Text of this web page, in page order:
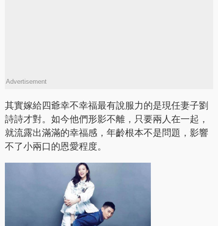
Advertisement
其實嫁給四爺幸不幸福最有說服力的是現任妻子劉
詩詩才對。如今他們形影不離，只要兩人在一起，
就流露出滿滿的幸福感，年齡根本不是問題，影響
不了小兩口的恩愛程度。